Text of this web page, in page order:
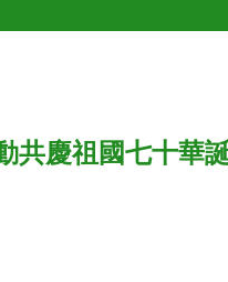
共慶祖國七十華